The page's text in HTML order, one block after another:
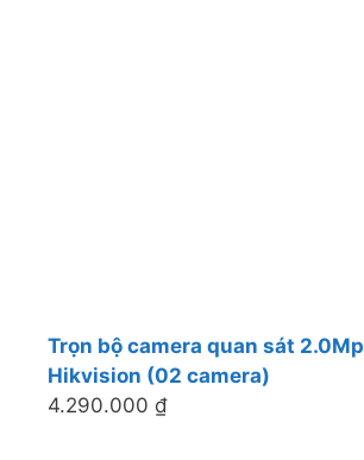
Trọn bộ camera quan sát 2.0Mp
Hikvision (02 camera)
4.290.000 ₫